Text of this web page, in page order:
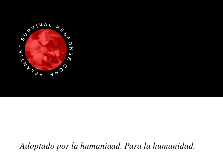
Adoptado por la humanidad. Para la humanidad.